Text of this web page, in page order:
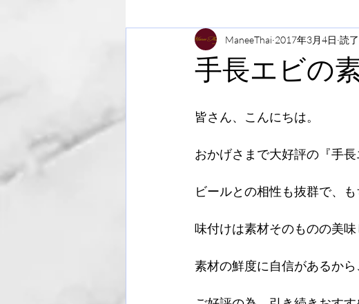
手長エビの
ManeeThai 2017年3月4日 読
皆さん、こんにちは。
おかげさまで大好評の『手
ビールとの相性も抜群で、
味付けは素材そのものの美
素材の鮮度に自信があるから